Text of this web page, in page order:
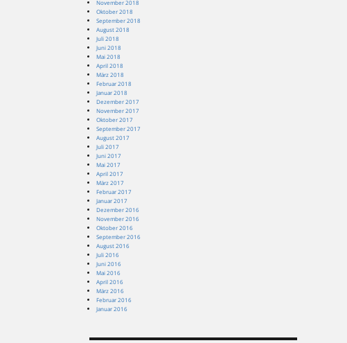
November 2018
Oktober 2018
September 2018
August 2018
Juli 2018
Juni 2018
Mai 2018
April 2018
März 2018
Februar 2018
Januar 2018
Dezember 2017
November 2017
Oktober 2017
September 2017
August 2017
Juli 2017
Juni 2017
Mai 2017
April 2017
März 2017
Februar 2017
Januar 2017
Dezember 2016
November 2016
Oktober 2016
September 2016
August 2016
Juli 2016
Juni 2016
Mai 2016
April 2016
März 2016
Februar 2016
Januar 2016